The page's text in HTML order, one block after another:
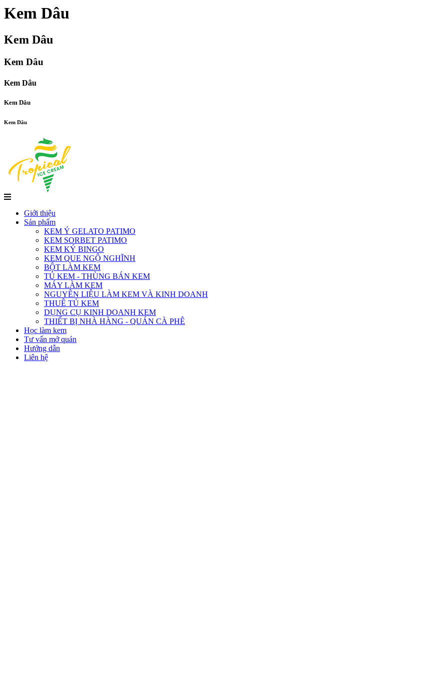
Kem Dâu
Kem Dâu
Kem Dâu
Kem Dâu
Kem Dâu
Kem Dâu
Giới thiệu
Sản phẩm
KEM Ý GELATO PATIMO
KEM SORBET PATIMO
KEM KÝ BINGO
KEM QUE NGỘ NGHĨNH
BỘT LÀM KEM
TỦ KEM - THÙNG BÁN KEM
MÁY LÀM KEM
NGUYÊN LIỆU LÀM KEM VÀ KINH DOANH
THUÊ TỦ KEM
DỤNG CỤ KINH DOANH KEM
THIẾT BỊ NHÀ HÀNG - QUÁN CÀ PHÊ
Học làm kem
Tư vấn mở quán
Hướng dẫn
Liên hệ